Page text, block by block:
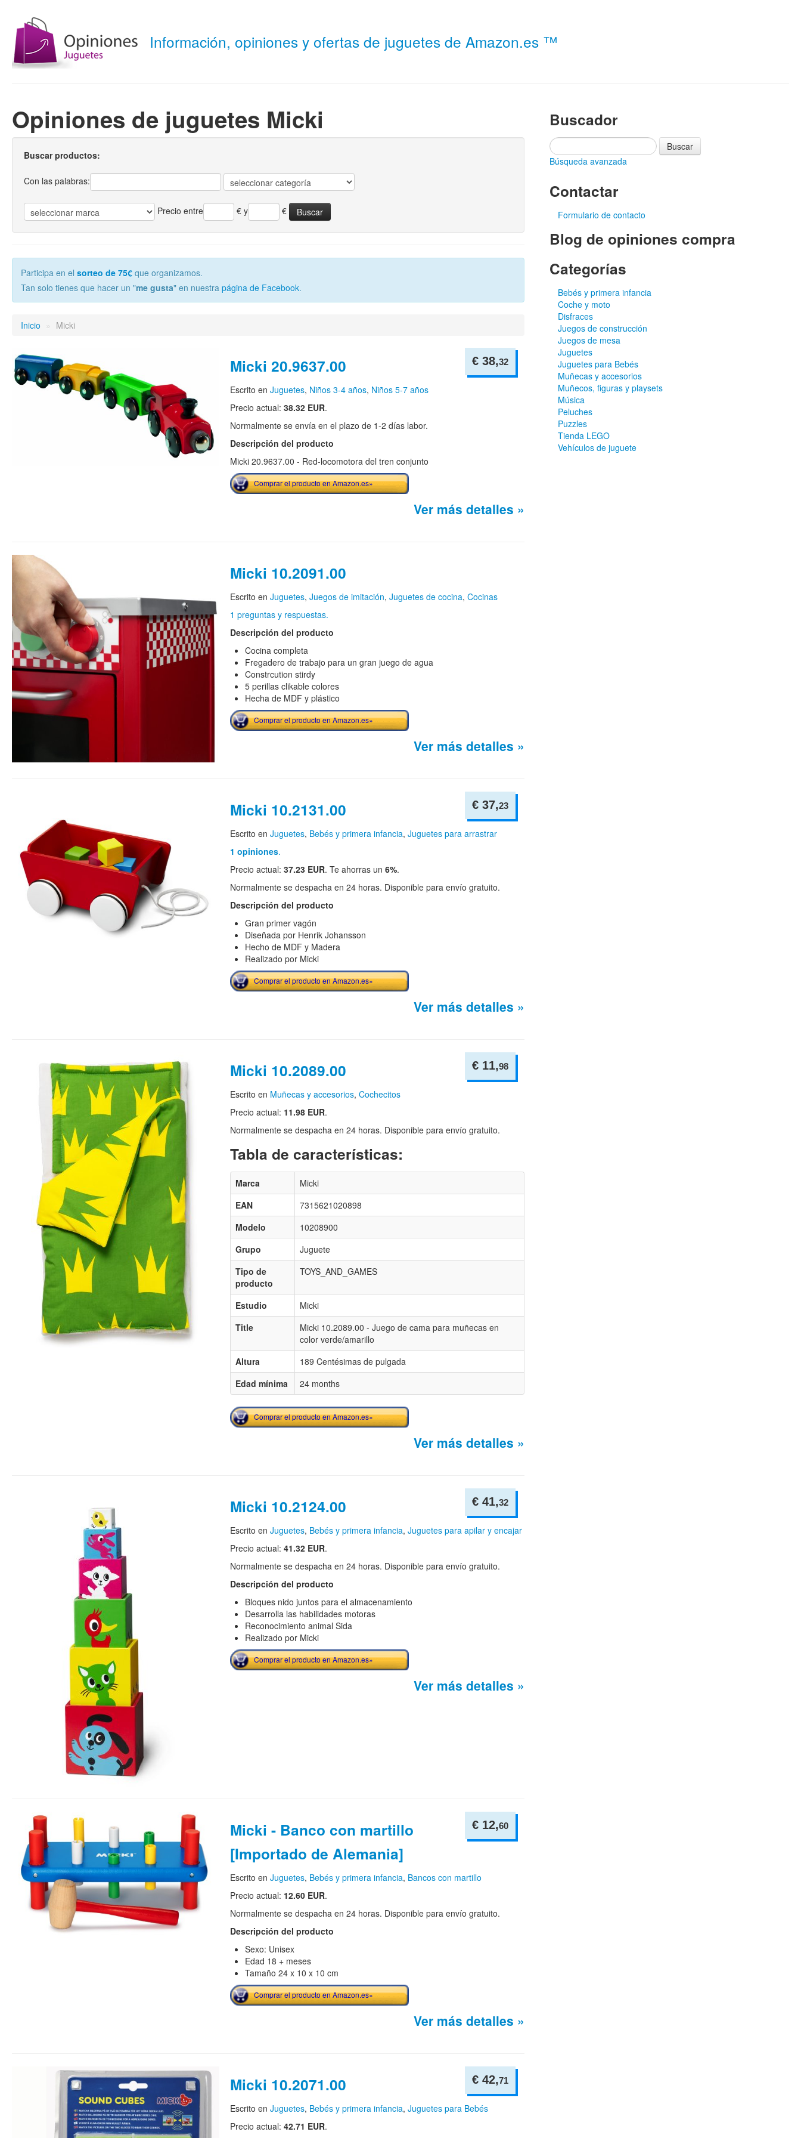
Información, opiniones y ofertas de juguetes de Amazon.es ™
Opiniones de juguetes Micki
Buscar productos:
Con las palabras:
Precio entre €y €
Participa en el sorteo de 75€ que organizamos.
Tan solo tienes que hacer un "me gusta" en nuestra página de Facebook.
Inicio » Micki
€ 38,32
Micki 20.9637.00
Escrito en Juguetes, Niños 3-4 años, Niños 5-7 años
Precio actual: 38.32 EUR.
Normalmente se envía en el plazo de 1-2 días labor.
Descripción del producto
Micki 20.9637.00 - Red-locomotora del tren conjunto
Comprar el producto en Amazon.es»
Ver más detalles »
Micki 10.2091.00
Escrito en Juguetes, Juegos de imitación, Juguetes de cocina, Cocinas
1 preguntas y respuestas.
Descripción del producto
Cocina completa
Fregadero de trabajo para un gran juego de agua
Constrcution stirdy
5 perillas clikable colores
Hecha de MDF y plástico
Comprar el producto en Amazon.es»
Ver más detalles »
€ 37,23
Micki 10.2131.00
Escrito en Juguetes, Bebés y primera infancia, Juguetes para arrastrar
1 opiniones.
Precio actual: 37.23 EUR. Te ahorras un 6%.
Normalmente se despacha en 24 horas. Disponible para envío gratuito.
Descripción del producto
Gran primer vagón
Diseñada por Henrik Johansson
Hecho de MDF y Madera
Realizado por Micki
Comprar el producto en Amazon.es»
Ver más detalles »
€ 11,98
Micki 10.2089.00
Escrito en Muñecas y accesorios, Cochecitos
Precio actual: 11.98 EUR.
Normalmente se despacha en 24 horas. Disponible para envío gratuito.
Tabla de características:
Marca
Micki
EAN
7315621020898
Modelo
10208900
Grupo
Juguete
Tipo de
producto
TOYS_AND_GAMES
Estudio
Micki
Title
Micki 10.2089.00 - Juego de cama para muñecas en
color verde/amarillo
Altura
189 Centésimas de pulgada
Edad mínima
24 months
Comprar el producto en Amazon.es»
Ver más detalles »
€ 41,32
Micki 10.2124.00
Escrito en Juguetes, Bebés y primera infancia, Juguetes para apilar y encajar
Precio actual: 41.32 EUR.
Normalmente se despacha en 24 horas. Disponible para envío gratuito.
Descripción del producto
Bloques nido juntos para el almacenamiento
Desarrolla las habilidades motoras
Reconocimiento animal Sida
Realizado por Micki
Comprar el producto en Amazon.es»
Ver más detalles »
€ 12,60
Micki - Banco con martillo
[Importado de Alemania]
Escrito en Juguetes, Bebés y primera infancia, Bancos con martillo
Precio actual: 12.60 EUR.
Normalmente se despacha en 24 horas. Disponible para envío gratuito.
Descripción del producto
Sexo: Unisex
Edad 18 + meses
Tamaño 24 x 10 x 10 cm
Comprar el producto en Amazon.es»
Ver más detalles »
€ 42,71
Micki 10.2071.00
Escrito en Juguetes, Bebés y primera infancia, Juguetes para Bebés
Precio actual: 42.71 EUR.
Buscador
Búsqueda avanzada
Contactar
Formulario de contacto
Blog de opiniones compra
Categorías
Bebés y primera infancia
Coche y moto
Disfraces
Juegos de construcción
Juegos de mesa
Juguetes
Juguetes para Bebés
Muñecas y accesorios
Muñecos, figuras y playsets
Música
Peluches
Puzzles
Tienda LEGO
Vehículos de juguete